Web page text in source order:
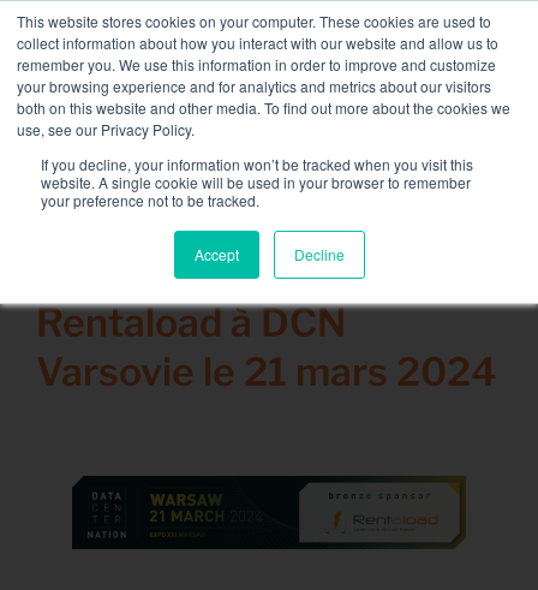
This website stores cookies on your computer. These cookies are used to
collect information about how you interact with our website and allow us to
remember you. We use this information in order to improve and customize
your browsing experience and for analytics and metrics about our visitors
both on this website and other media. To find out more about the cookies we
use, see our Privacy Policy.
If you decline, your information won’t be tracked when you visit this
website. A single cookie will be used in your browser to remember
your preference not to be tracked.
Accept Decline
contenu
NOUVELLE FLOTTE : bancs de charge 3.5 MW / MVA
disponible,plus d’information ici.
CONTACT
Toggle
Services associés
Secteurs et solutions
Société
Ressources
Calendrier – Events
Rentaload à DCN
Varsovie le 21 mars 2024